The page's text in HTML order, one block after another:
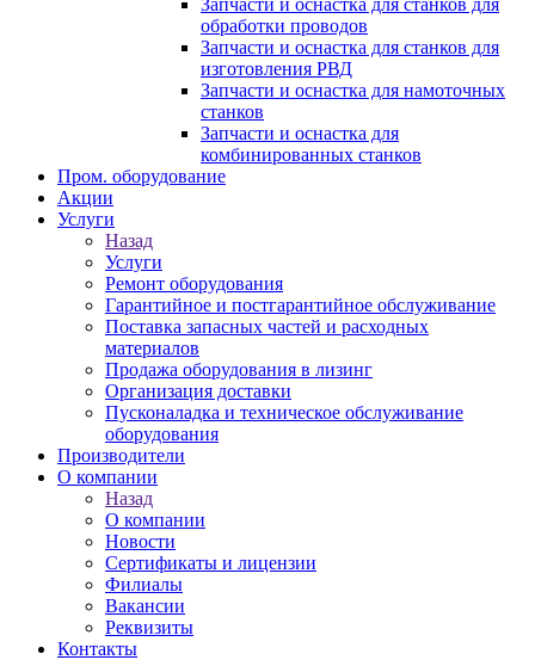
Запчасти и оснастка для станков для
обработки проводов
Запчасти и оснастка для станков для
изготовления РВД
Запчасти и оснастка для намоточных
станков
Запчасти и оснастка для
комбинированных станков
Пром. оборудование
Акции
Услуги
Назад
Услуги
Ремонт оборудования
Гарантийное и постгарантийное обслуживание
Поставка запасных частей и расходных
материалов
Продажа оборудования в лизинг
Организация доставки
Пусконаладка и техническое обслуживание
оборудования
Производители
О компании
Назад
О компании
Новости
Сертификаты и лицензии
Филиалы
Вакансии
Реквизиты
Контакты